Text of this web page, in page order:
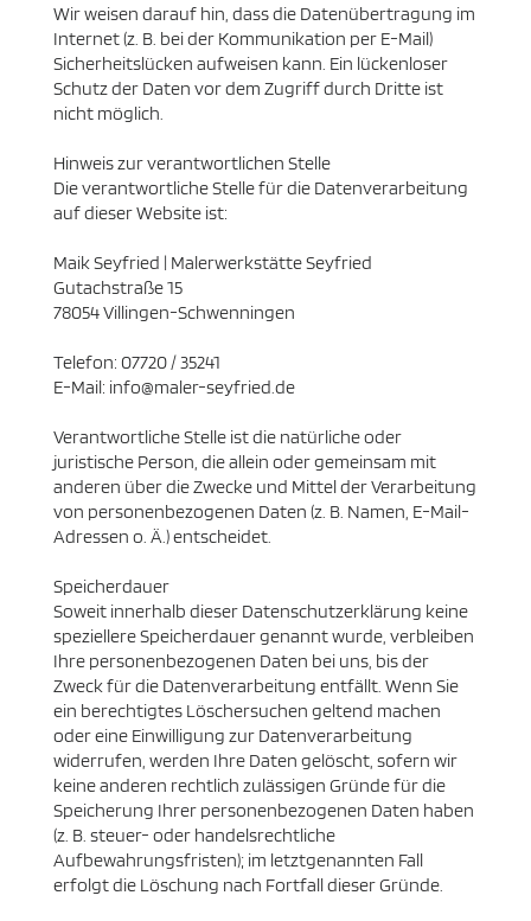
Wir weisen darauf hin, dass die Datenübertragung im
Internet (z. B. bei der Kommunikation per E-Mail)
Sicherheitslücken aufweisen kann. Ein lückenloser
Schutz der Daten vor dem Zugriff durch Dritte ist
nicht möglich.
Hinweis zur verantwortlichen Stelle
Die verantwortliche Stelle für die Datenverarbeitung
auf dieser Website ist:
Maik Seyfried | Malerwerkstätte Seyfried
Gutachstraße 15
78054 Villingen-Schwenningen
Telefon: 07720 / 35241
E-Mail: info@maler-seyfried.de
Verantwortliche Stelle ist die natürliche oder
juristische Person, die allein oder gemeinsam mit
anderen über die Zwecke und Mittel der Verarbeitung
von personenbezogenen Daten (z. B. Namen, E-Mail-
Adressen o. Ä.) entscheidet.
Speicherdauer
Soweit innerhalb dieser Datenschutzerklärung keine
speziellere Speicherdauer genannt wurde, verbleiben
Ihre personenbezogenen Daten bei uns, bis der
Zweck für die Datenverarbeitung entfällt. Wenn Sie
ein berechtigtes Löschersuchen geltend machen
oder eine Einwilligung zur Datenverarbeitung
widerrufen, werden Ihre Daten gelöscht, sofern wir
keine anderen rechtlich zulässigen Gründe für die
Speicherung Ihrer personenbezogenen Daten haben
(z. B. steuer- oder handelsrechtliche
Aufbewahrungsfristen); im letztgenannten Fall
erfolgt die Löschung nach Fortfall dieser Gründe.